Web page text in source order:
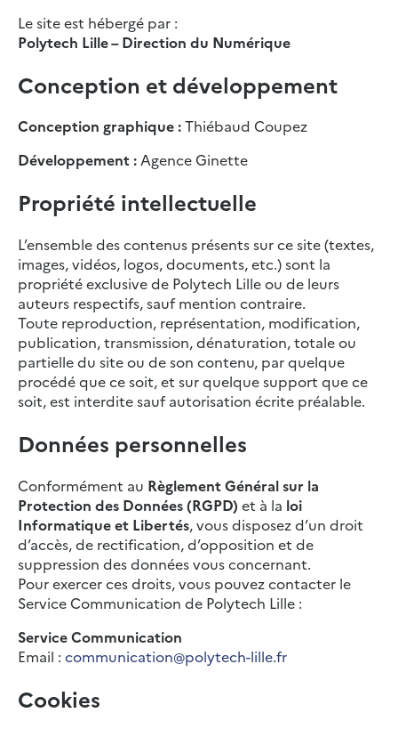
Le site est hébergé par :
Polytech Lille – Direction du Numérique
Conception et développement
Conception graphique :Thiébaud Coupez
Développement :Agence Ginette
Propriété intellectuelle
L’ensemble des contenus présents sur ce site (textes,
images, vidéos, logos, documents, etc.) sont la
propriété exclusive de Polytech Lille ou de leurs
auteurs respectifs, sauf mention contraire.
Toute reproduction, représentation, modification,
publication, transmission, dénaturation, totale ou
partielle du site ou de son contenu, par quelque
procédé que ce soit, et sur quelque support que ce
soit, est interdite sauf autorisation écrite préalable.
Données personnelles
Conformément au Règlement Général sur la
Protection des Données (RGPD) et à la loi
Informatique et Libertés, vous disposez d’un droit
d’accès, de rectification, d’opposition et de
suppression des données vous concernant.
Pour exercer ces droits, vous pouvez contacter le
Service Communication de Polytech Lille :
Service Communication
Email : communication@polytech-lille.fr
Cookies